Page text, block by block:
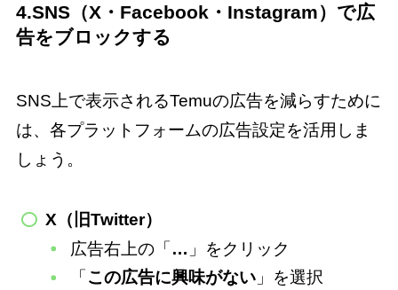
4.SNS（X・Facebook・Instagram）で広
告をブロックする
SNS上で表示されるTemuの広告を減らすために
は、各プラットフォームの広告設定を活用しま
しょう。
X（旧Twitter）
広告右上の「… 」をクリック
「 この広告に興味がない 」を選択